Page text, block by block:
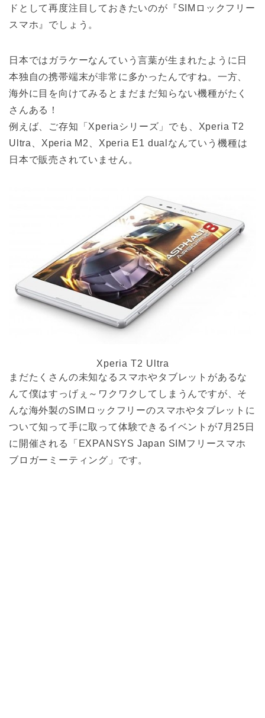
ドとして再度注目しておきたいのが『SIMロックフリー
スマホ』でしょう。
日本ではガラケーなんていう言葉が生まれたように日
本独自の携帯端末が非常に多かったんですね。一方、
海外に目を向けてみるとまだまだ知らない機種がたく
さんある！
例えば、ご存知「Xperiaシリーズ」でも、Xperia T2
Ultra、Xperia M2、Xperia E1 dualなんていう機種は
日本で販売されていません。
Xperia T2 Ultra
まだたくさんの未知なるスマホやタブレットがあるな
んて僕はすっげぇ～ワクワクしてしまうんですが、そ
んな海外製のSIMロックフリーのスマホやタブレットに
ついて知って手に取って体験できるイベントが7月25日
に開催される「EXPANSYS Japan SIMフリースマホ
ブロガーミーティング」です。